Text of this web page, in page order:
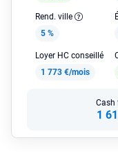
Rend. ville
5 %
Loyer HC conseillé
1 773 €/mois
Cash
1